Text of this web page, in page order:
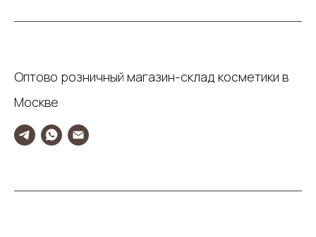
Оптово розничный магазин-склад косметики в
Москве